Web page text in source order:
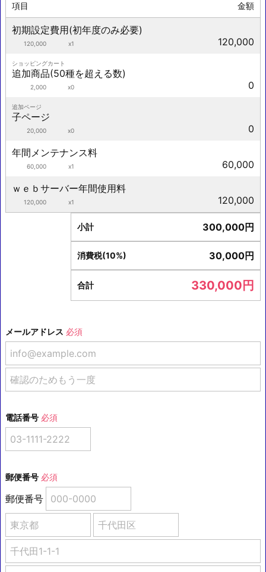
項目 金額
初期設定費用(初年度のみ必要)
120,000 x1 120,000
ショッピングカート
追加商品(50種を超える数)
2,000 x0 0
追加ページ
子ページ
20,000 x0
0
年間メンテナンス料
60,000 x1
60,000
ｗｅｂサーバー年間使用料
120,000 x1 120,000
小計 300,000円
消費税(10%) 30,000円
合計 330,000 円
メールアドレス 必須
電話番号 必須
郵便番号 必須
郵便番号